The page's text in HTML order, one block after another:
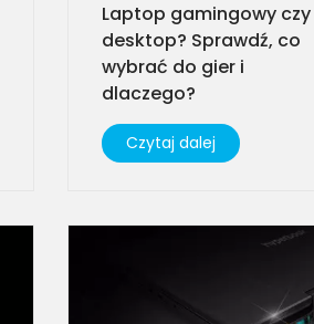
Laptop gamingowy czy
desktop? Sprawdź, co
wybrać do gier i
dlaczego?
Czytaj dalej